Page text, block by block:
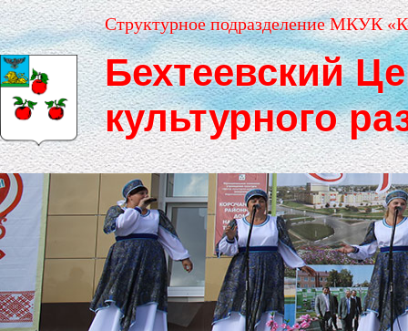
Структурное подразделение МКУК
Бехтеевский
культурного